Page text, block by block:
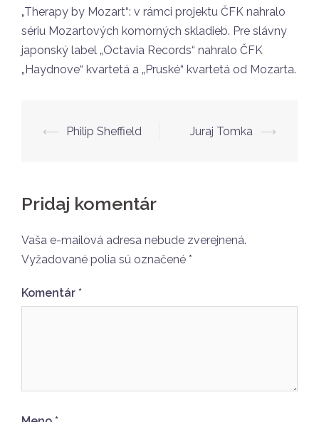
„Therapy by Mozart“: v rámci projektu ČFK nahralo
sériu Mozartových komorných skladieb. Pre slávny
japonský label „Octavia Records“ nahralo ČFK
„Haydnove“ kvartetá a „Pruské“ kvartetá od Mozarta.
Navigácia
⟵ Philip Sheffield Juraj Tomka ⟶
Pridaj komentár
Vaša e-mailová adresa nebude zverejnená.
Vyžadované polia sú označené *
Komentár *